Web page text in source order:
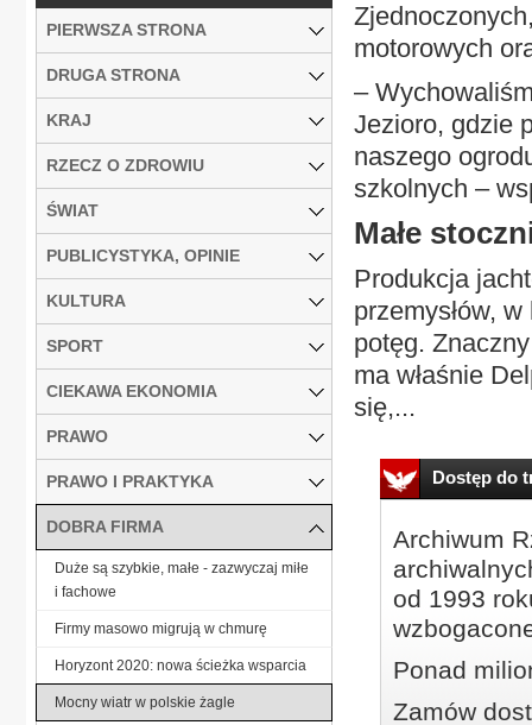
motorowych
–
Jezioro, gdzie
naszego
szkolnych –
Małe
Produkcja
przemysłów,
potęg.
ma właśnie
się,...
Dostęp do
Archiwum
od 1993
Ponad
Zamów
PIERWSZA STRONA
DRUGA STRONA
KRAJ
RZECZ O ZDROWIU
ŚWIAT
PUBLICYSTYKA, OPINIE
KULTURA
SPORT
CIEKAWA EKONOMIA
PRAWO
PRAWO I PRAKTYKA
DOBRA FIRMA
Duże są szybkie, małe - zazwyczaj miłe
i fachowe
Firmy masowo migrują w chmurę
Horyzont 2020: nowa ścieżka wsparcia
Mocny wiatr w polskie żagle